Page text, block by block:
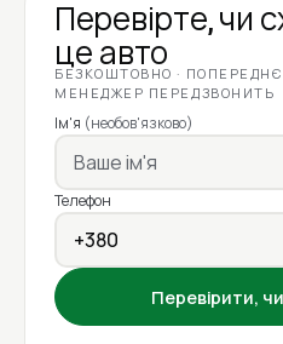
Перевірте, чи
це авто
БЕЗКОШТОВНО ·
МЕНЕДЖЕР ПЕРЕДЗВОНИТЬ
Ім'я (необов'язково)
Телефон
Перевірити,